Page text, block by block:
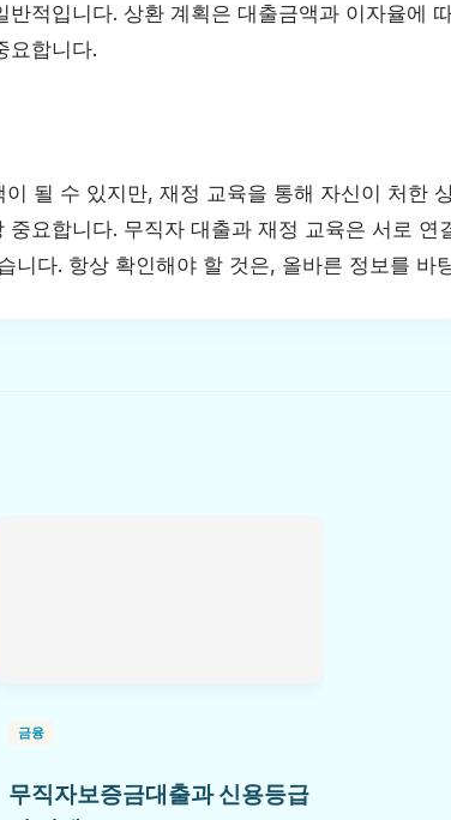
적입니다. 상환 계획은 대출금액과 이자율에
요합니다.
될 수 있지만, 재정 교육을 통해 자신이 처한
요합니다. 무직자 대출과 재정 교육은 서로 연
니다. 항상 확인해야 할 것은, 올바른 정보를 바
금융
무직자보증금대출과 신용등급